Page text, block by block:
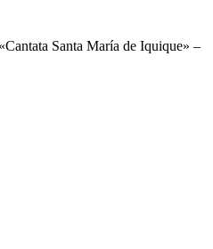
Santa María de Iquique» –